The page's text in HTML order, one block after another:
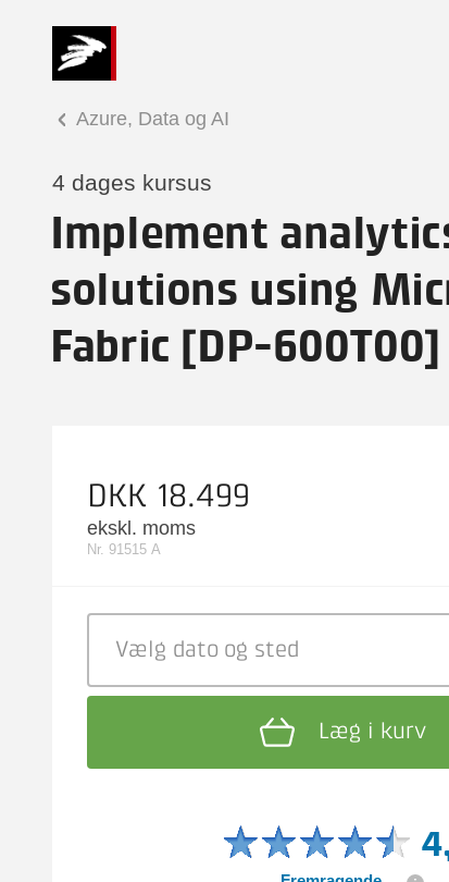
Azure, Data og AI
4 dages kursus
Implement
solutions using
Fabric [DP-600T00]
DKK 18.499
ekskl. moms
Nr. 91515 A
Vælg dato og sted
Læg i kurv